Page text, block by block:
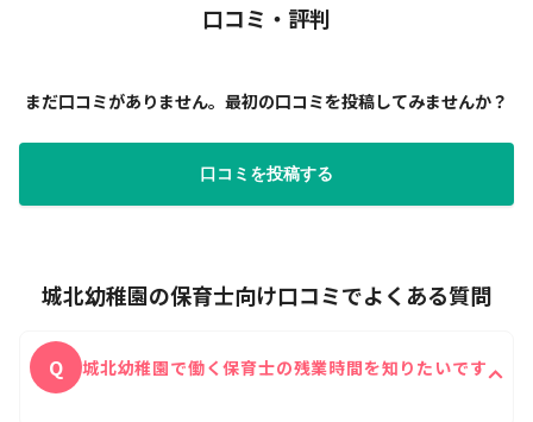
口コミ・評判
まだ口コミがありません。最初の口コミを投稿してみませんか？
口コミを投稿する
城北幼稚園の保育士向け口コミでよくある質問
Q 城北幼稚園で働く保育士の残業時間を知りたいです